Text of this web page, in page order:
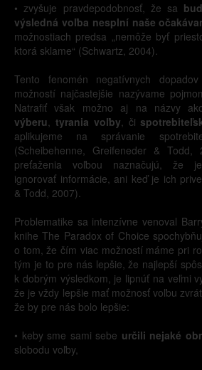
• zvyšuje pravdepodobnosť, že sa
výsledná voľba nesplní naše
možnostiach predsa „nemôže byť
ktorá sklame“ (Schwartz, 2004).
Tento fenomén negatívnych
možností najčastejšie nazývame
Natrafiť však možno aj na názvy
výberu, tyrania voľby, či
aplikujeme na správanie
(Scheibehenne, Greifeneder & Todd,
preťaženia voľbou naznačujú, že
ignorovať informácie, ani keď je ich
& Todd, 2007).
Problematike sa intenzívne venoval
knihe The Paradox of Choice
o tom, že čím viac možností máme pri
tým je to pre nás lepšie, že najlepší
k dobrým výsledkom, je lipnúť na veľmi
že je vždy lepšie mať možnosť voľbu
že by pre nás bolo lepšie:
• keby sme sami sebe určili nejaké
slobodu voľby,